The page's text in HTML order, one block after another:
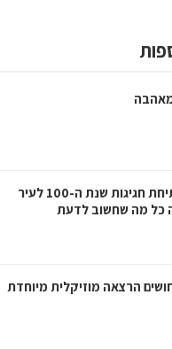
לקראת פתיחת חגיגות שנת ה-100 לעיר
כל מה שחשוב לדעת
הרצאה מוזיקלית מיוחדת